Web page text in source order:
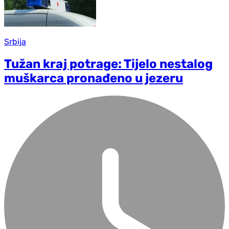
Srbija
Tužan kraj potrage: Tijelo nestalog
muškarca pronađeno u jezeru